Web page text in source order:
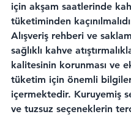
için akşam saatlerinde
tüketiminden
Alışveriş rehberi ve
sağlıklı kahve
kalitesinin korunması ve
tüketim için önemli
içermektedir. Kuruyemiş
ve tuzsuz seçeneklerin